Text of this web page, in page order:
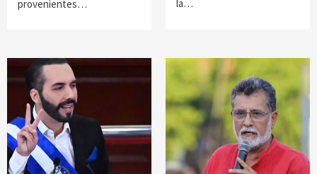
provenientes… la…